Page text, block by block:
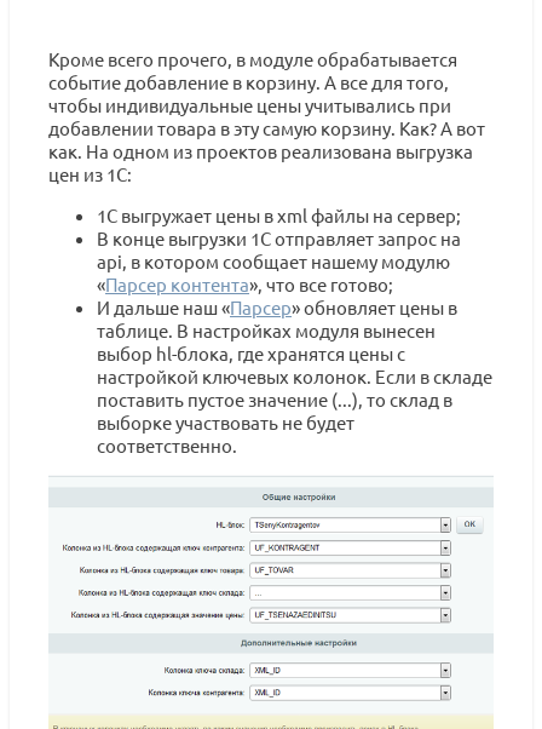
Кроме всего прочего, в модуле обрабатывается
событие добавление в корзину. А все для того,
чтобы индивидуальные цены учитывались при
добавлении товара в эту самую корзину. Как? А вот
как. На одном из проектов реализована выгрузка
цен из 1С:
1С выгружает цены в xml файлы на сервер;
В конце выгрузки 1С отправляет запрос на
api, в котором сообщает нашему модулю
«Парсер контента», что все готово;
И дальше наш «Парсер» обновляет цены в
таблице. В настройках модуля вынесен
выбор hl-блока, где хранятся цены с
настройкой ключевых колонок. Если в складе
поставить пустое значение (...), то склад в
выборке участвовать не будет
соответственно.